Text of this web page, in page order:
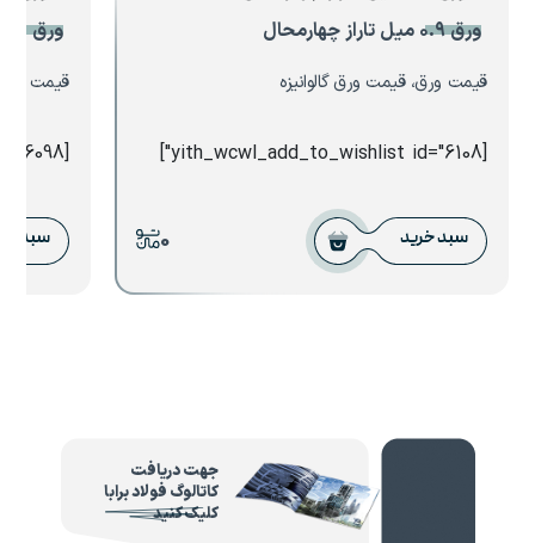
ورق ۰.۹ میل تاراز چهارمحال
قیمت ورق، قیمت ورق گالوانیزه
[yith_wcwl_add_to_wishlist id="6108"]
سبد خرید 0
ورق ۲.۵ میل فولاد سبا
قیمت
[yith_wcwl_add_to_wishlist id="6098"]
سبد
جهت دریافت
کاتالوگ فولاد برابا
کلیک کنید